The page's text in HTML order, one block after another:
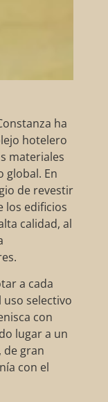
ha
hotelero
materiales
global. En
de revestir
los edificios
calidad, al
a cada
selectivo
con
lugar a un
de gran
con el